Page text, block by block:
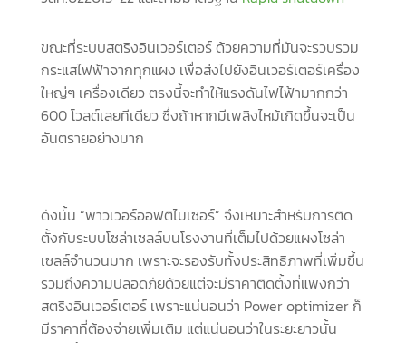
ขณะที่ระบบสตริงอินเวอร์เตอร์ ด้วยความที่มันจะรวบรวม
กระแสไฟฟ้าจากทุกแผง เพื่อส่งไปยังอินเวอร์เตอร์เครื่อง
ใหญ่ๆ เครื่องเดียว ตรงนี้จะทำให้แรงดันไฟไฟ้ามากกว่า
600 โวลต์เลยทีเดียว ซึ่งถ้าหากมีเพลิงไหม้เกิดขึ้นจะเป็น
อันตรายอย่างมาก
ดังนั้น “พาวเวอร์ออฟติไมเซอร์” จึงเหมาะสำหรับการติด
ตั้งกับระบบโซล่าเซลล์บนโรงงานที่เต็มไปด้วยแผงโซล่า
เซลล์จำนวนมาก เพราะจะรองรับทั้งประสิทธิภาพที่เพิ่มขึ้น
รวมถึงความปลอดภัยด้วยแต่จะมีราคาติดตั้งที่แพงกว่า
สตริงอินเวอร์เตอร์ เพราะแน่นอนว่า Power optimizer ก็
มีราคาที่ต้องจ่ายเพิ่มเติม แต่แน่นอนว่าในระยะยาวนั้น